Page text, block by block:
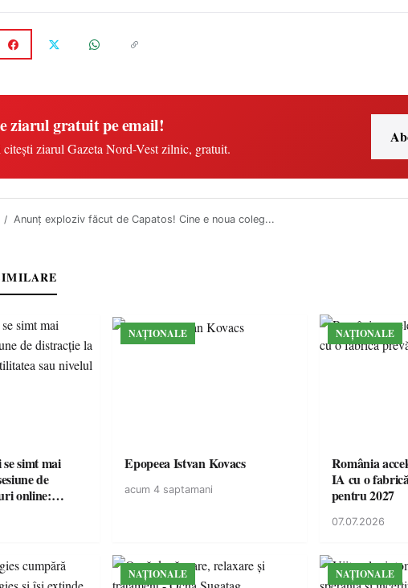
ziarul gratuit pe email!
citești ziarul Gazeta Nord-Vest zilnic, gratuit.
Anunţ exploziv făcut de Capatos! Cine e noua coleg...
simt mai
de
online:
NAȚIONALE
Epopeea Istvan Kovacs
acum 4 saptamani
NAȚIONALE
România
IA cu o
pentru 2027
07.07.2026
NAȚIONALE NAȚIONALE